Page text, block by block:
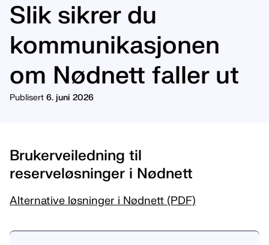
Slik sikrer du
kommunikasjonen
om Nødnett faller ut
Publisert 6. juni 2026
Brukerveiledning til
reserveløsninger i Nødnett
Alternative løsninger i Nødnett (PDF)